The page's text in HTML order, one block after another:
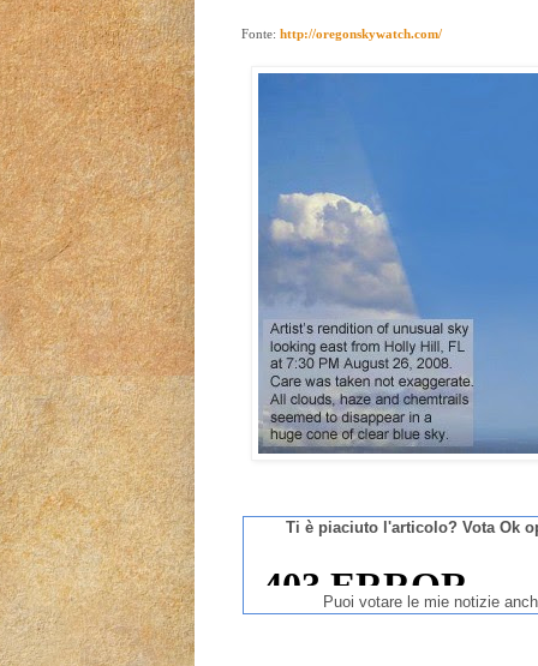
Fonte:http://oregonskywatch.com/
Ti è piaciuto l'articolo? Vota Ok
Puoi votare le mie notizie